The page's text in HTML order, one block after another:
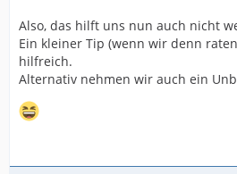
Also, das hilft uns nun auch nicht
Ein kleiner Tip (wenn wir denn
hilfreich.
Alternativ nehmen wir auch ein